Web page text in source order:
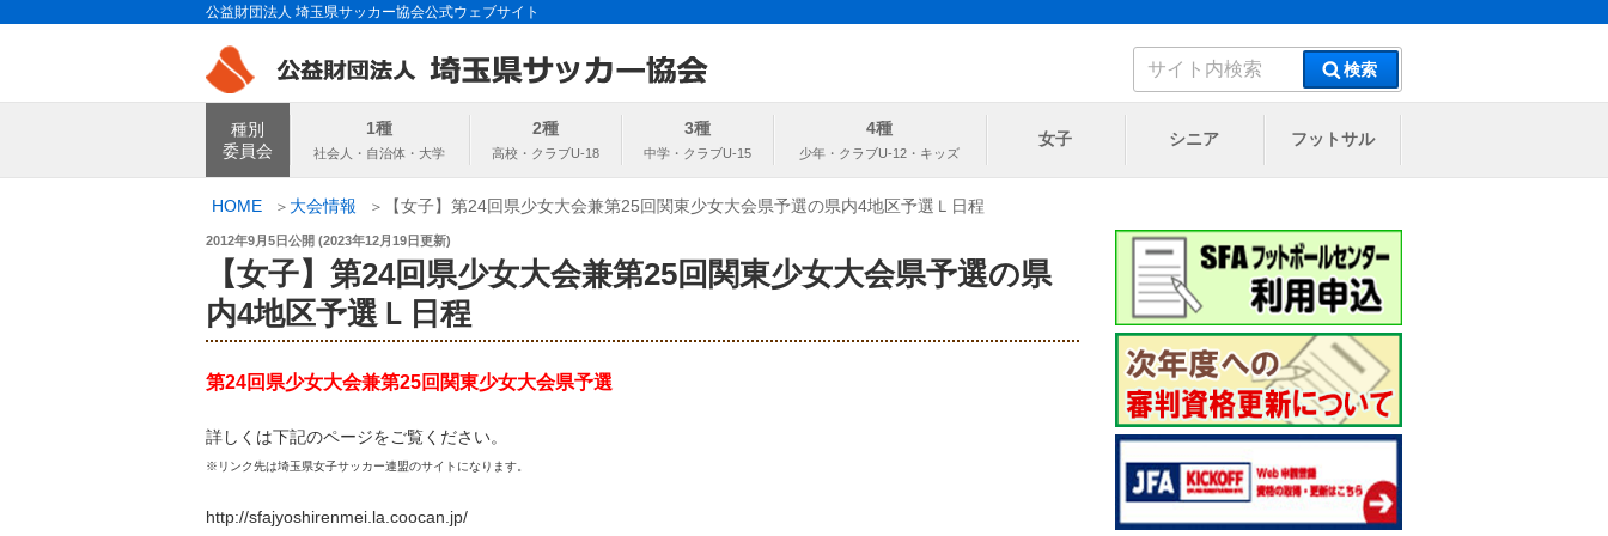
ス
公益財団法人 埼玉県サッカー協会公式ウェブサイト
索:
検索
埼玉県サッカー協会
種別
委員会
1種 2種 3種 4種
女子 シニア フットサル
HOME 大会情報 【女子】第24回県少女大会兼第25回関東少女大会県予選の県内4地区予選Ｌ日程
投
2012年9月5日公開 (2023年12月19日更新)
【女子】第24回県少女大会兼第25回関東少女大会県予選の県
内4地区予選Ｌ日程
第24回県少女大会兼第25回関東少女大会県予選
詳しくは下記のページをご覧ください。
※リンク先は埼玉県女子サッカー連盟のサイトになります。
http://sfajyoshirenmei.la.coocan.jp/